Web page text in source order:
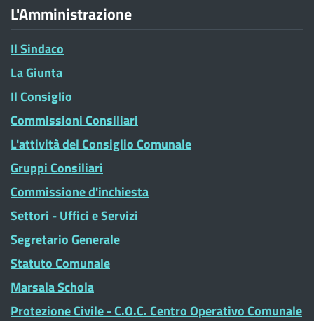
L'Amministrazione
Il Sindaco
La Giunta
Il Consiglio
Commissioni Consiliari
L'attività del Consiglio Comunale
Gruppi Consiliari
Commissione d'inchiesta
Settori - Uffici e Servizi
Segretario Generale
Statuto Comunale
Marsala Schola
Protezione Civile - C.O.C. Centro Operativo Comunale